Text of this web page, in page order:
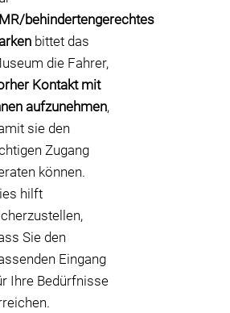
behindertengerechtes
bittet das
die Fahrer,
Kontakt mit
aufzunehmen,
sie den
Zugang
können.
hilft
Sie den
Eingang
Ihre Bedürfnisse